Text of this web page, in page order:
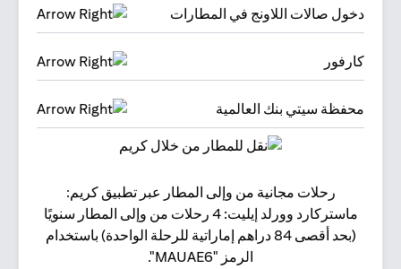
دخول صالات اللاونج في المطارات
كارفور
محفظة سيتي بنك العالمية
رحلات مجانية من وإلى المطار عبر تطبيق كريم:
ماستركارد وورلد إيليت: 4 رحلات من وإلى المطار سنويًا
(بحد أقصى 84 دراهم إماراتية للرحلة الواحدة) باستخدام
الرمز "MAUAE6".